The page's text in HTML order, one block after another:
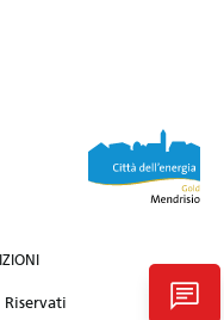
chat